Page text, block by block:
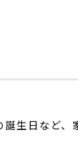
生日など、